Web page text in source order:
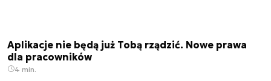
Aplikacje nie będą już Tobą rządzić. Nowe prawa
dla pracowników
4 min.